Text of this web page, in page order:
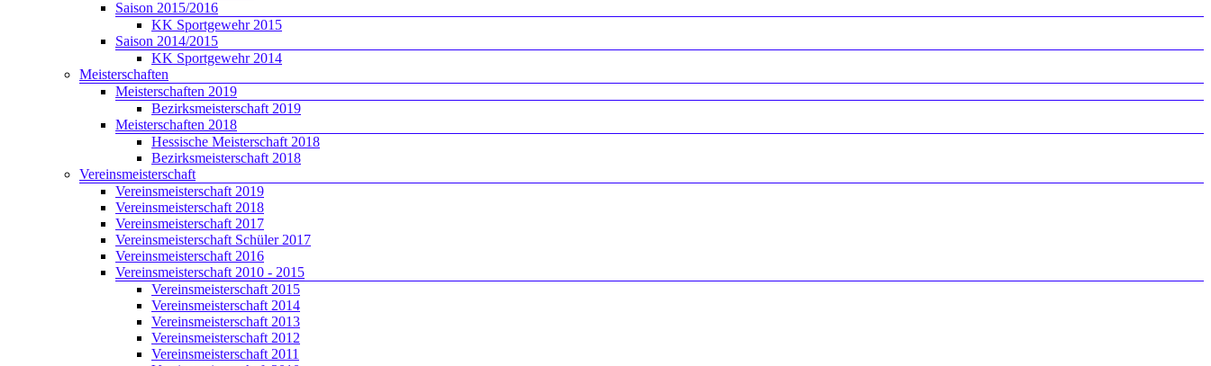
Saison 2015/2016
KK Sportgewehr 2015
Saison 2014/2015
KK Sportgewehr 2014
Meisterschaften
Meisterschaften 2019
Bezirksmeisterschaft 2019
Meisterschaften 2018
Hessische Meisterschaft 2018
Bezirksmeisterschaft 2018
Vereinsmeisterschaft
Vereinsmeisterschaft 2019
Vereinsmeisterschaft 2018
Vereinsmeisterschaft 2017
Vereinsmeisterschaft Schüler 2017
Vereinsmeisterschaft 2016
Vereinsmeisterschaft 2010 - 2015
Vereinsmeisterschaft 2015
Vereinsmeisterschaft 2014
Vereinsmeisterschaft 2013
Vereinsmeisterschaft 2012
Vereinsmeisterschaft 2011